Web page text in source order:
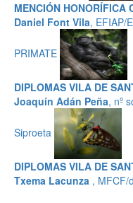
MENCIÓN HONORÍFICA
Daniel Font Vila, EFIAP/
PRIMATE
DIPLOMAS VILA DE
Joaquín Adán Peña, nº
Siproeta
DIPLOMAS VILA DE
Txema Lacunza , MFCF/